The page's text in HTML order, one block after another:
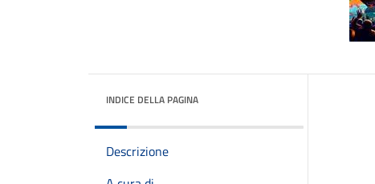
INDICE DELLA PAGINA
Descrizione